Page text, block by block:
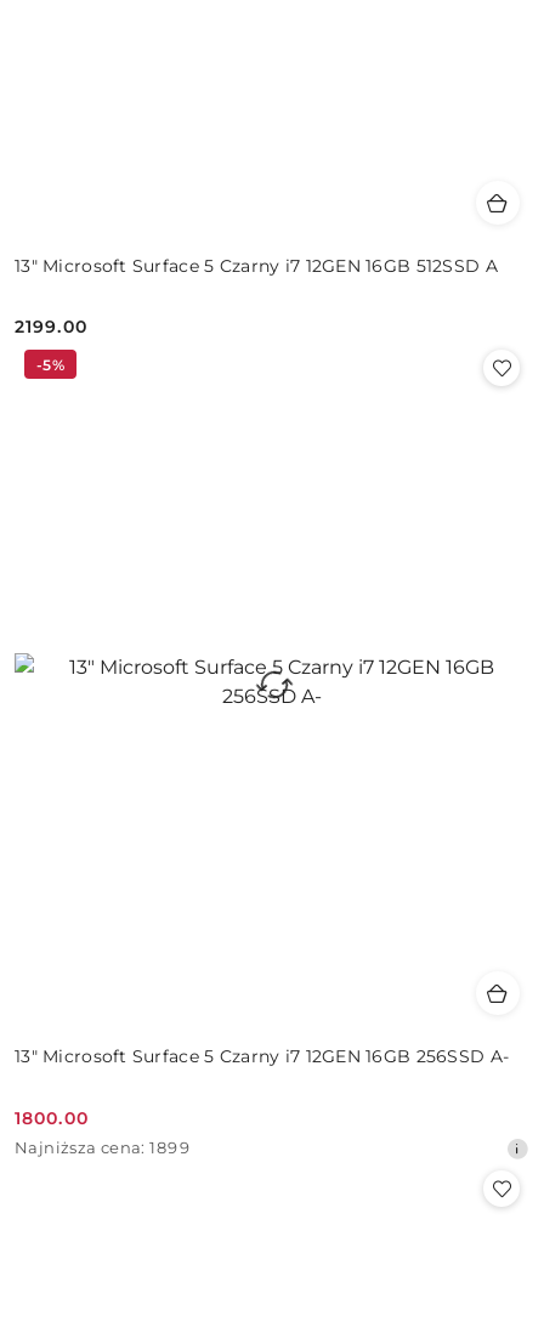
13" Microsoft Surface 5 Czarny i7 12GEN 16GB 512SSD A
Cena:
2199.00
13" Microsoft Surface 5 Czarny i7 12GEN 16GB 256SSD A-
Cena
promocyjna:
1800.00
Najniższa
Najniższa cena: 1899
-5%